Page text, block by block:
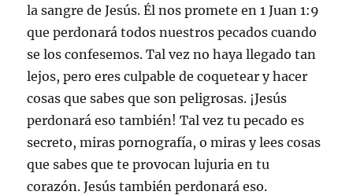
la sangre de Jesús. Él nos promete en 1 Juan 1:9
que perdonará todos nuestros pecados cuando
se los confesemos. Tal vez no haya llegado tan
lejos, pero eres culpable de coquetear y hacer
cosas que sabes que son peligrosas. ¡Jesús
perdonará eso también! Tal vez tu pecado es
secreto, miras pornografía, o miras y lees cosas
que sabes que te provocan lujuria en tu
corazón. Jesús también perdonará eso.